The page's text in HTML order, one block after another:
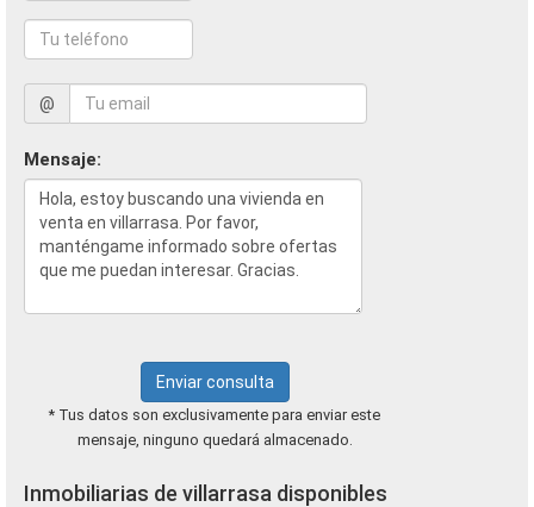
@
Mensaje:
Enviar consulta
* Tus datos son exclusivamente para enviar este
mensaje, ninguno quedará almacenado.
Inmobiliarias de villarrasa disponibles